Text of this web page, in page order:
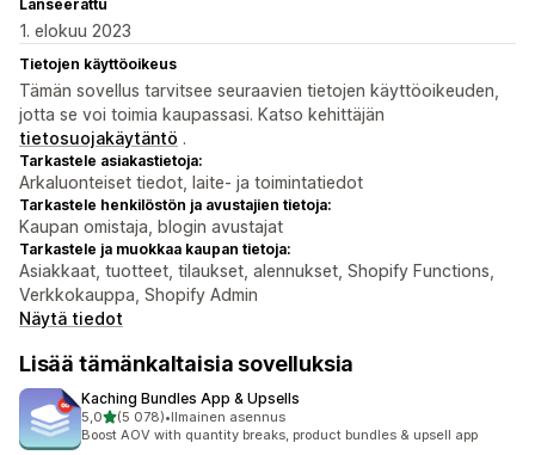
Lanseerattu
1. elokuu 2023
Tietojen käyttöoikeus
Tämän sovellus tarvitsee seuraavien tietojen käyttöoikeuden,
jotta se voi toimia kaupassasi. Katso kehittäjän
tietosuojakäytäntö .
Tarkastele asiakastietoja:
Arkaluonteiset tiedot, laite- ja toimintatiedot
Tarkastele henkilöstön ja avustajien tietoja:
Kaupan omistaja, blogin avustajat
Tarkastele ja muokkaa kaupan tietoja:
Asiakkaat, tuotteet, tilaukset, alennukset, Shopify Functions,
Verkkokauppa, Shopify Admin
Näytä tiedot
Lisää tämänkaltaisia sovelluksia
Kaching Bundles App & Upsells
5,0/ 5 tähteä
(5 078)
5078 arvostelua yhteensä
•Ilmainen asennus
Boost AOV with quantity breaks, product bundles & upsell app